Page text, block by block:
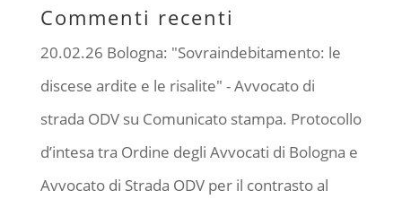
Commenti recenti
20.02.26 Bologna: "Sovraindebitamento: le
discese ardite e le risalite" - Avvocato di
strada ODVsu Comunicato stampa. Protocollo
d’intesa tra Ordine degli Avvocati di Bologna e
Avvocato di Strada ODV per il contrasto al